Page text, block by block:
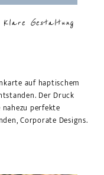
Gestaltung
auf haptischem
Der Druck
perfekte
Corporate Designs.